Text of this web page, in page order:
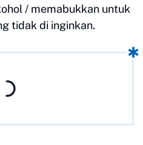
/ memabukkan untuk
tidak di inginkan.